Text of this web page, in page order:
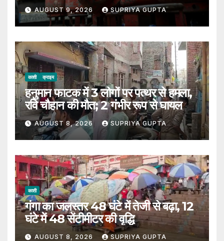
AUGUST 9, 2026 SUPRIYA GUPTA
काशी क्राइम
हनुमान फाटक में 3 लोगों पर पत्थर से हमला,
रवि चौहान की मौत; 2 गंभीर रूप से घायल
AUGUST 8, 2026 SUPRIYA GUPTA
काशी
गंगा का जलस्तर 48 घंटे में तेजी से बढ़ा, 12
घंटे में 48 सेंटीमीटर की वृद्धि
AUGUST 8, 2026 SUPRIYA GUPTA